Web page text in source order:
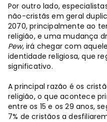
Por outro lado,
não-cristãs em geral
2070, principalmente ao
religião, e uma mudança
Pew, irá chegar com
identidade religiosa, que
significativo.
A principal razão é os
religião, o que acontece
entre os 15 e os 29 anos,
7% de cristãos a